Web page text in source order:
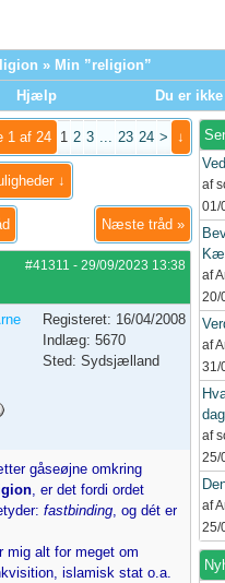
» Min ”religion”
Hjælp Du er
1 af 24 1 2 3 ... 23 24 > ↓
↓
Næste tråd »
#41311 - 29/09/2023 13:38
Registeret: 16/04/2008
Indlæg: 5670
Sted: Sydsjælland
gåseøjne omkring
, er det fordi ordet
fastbinding, og dét er
mig alt for meget om
islamisk stat o.a.
af
01/
af
20/
af
31/
af
25/
af
25/